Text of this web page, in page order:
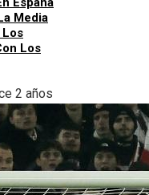
Media
Los
Los
2 años